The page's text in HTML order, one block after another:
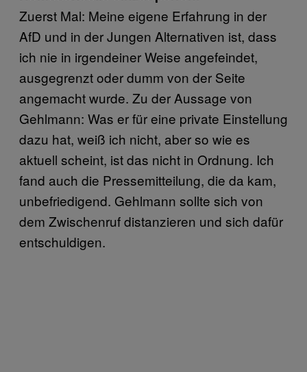
Zuerst Mal: Meine eigene Erfahrung in der
AfD und in der Jungen Alternativen ist, dass
ich nie in irgendeiner Weise angefeindet,
ausgegrenzt oder dumm von der Seite
angemacht wurde. Zu der Aussage von
Gehlmann: Was er für eine private Einstellung
dazu hat, weiß ich nicht, aber so wie es
aktuell scheint, ist das nicht in Ordnung. Ich
fand auch die Pressemitteilung, die da kam,
unbefriedigend. Gehlmann sollte sich von
dem Zwischenruf distanzieren und sich dafür
entschuldigen.